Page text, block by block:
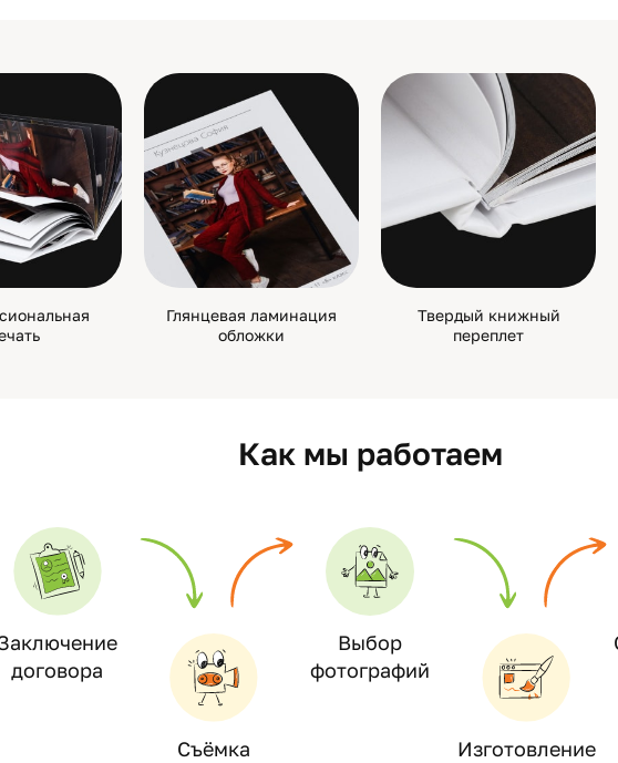
Глянцевая ламинация
обложки
Твердый книжный
переплет
Как мы работаем
договора
Съёмка
Выбор
фотографий
Изготовление